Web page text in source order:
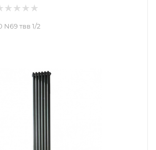
N69 твв 1/2